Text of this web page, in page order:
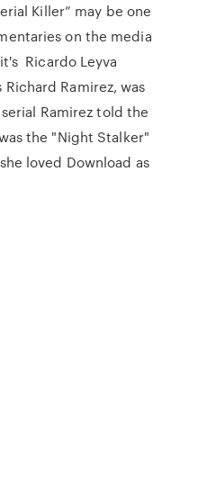
Killer” may be one
on the media
Ricardo Leyva
Richard Ramirez, was
Ramirez told the
the "Night Stalker"
loved Download as